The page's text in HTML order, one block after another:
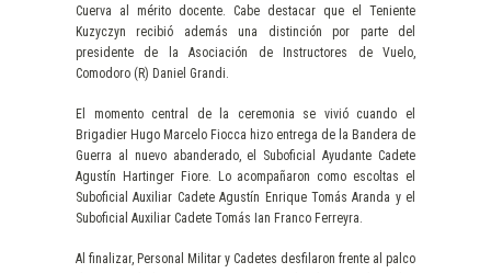
Cuerva al mérito docente. Cabe destacar que el Teniente
Kuzyczyn recibió además una distinción por parte del
presidente de la Asociación de Instructores de Vuelo,
Comodoro (R) Daniel Grandi.
El momento central de la ceremonia se vivió cuando el
Brigadier Hugo Marcelo Fiocca hizo entrega de la Bandera de
Guerra al nuevo abanderado, el Suboficial Ayudante Cadete
Agustín Hartinger Fiore. Lo acompañaron como escoltas el
Suboficial Auxiliar Cadete Agustín Enrique Tomás Aranda y el
Suboficial Auxiliar Cadete Tomás Ian Franco Ferreyra.
Al finalizar, Personal Militar y Cadetes desfilaron frente al palco